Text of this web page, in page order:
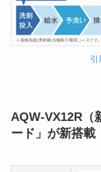
引
AQW-VX12R（
ード」が新搭載